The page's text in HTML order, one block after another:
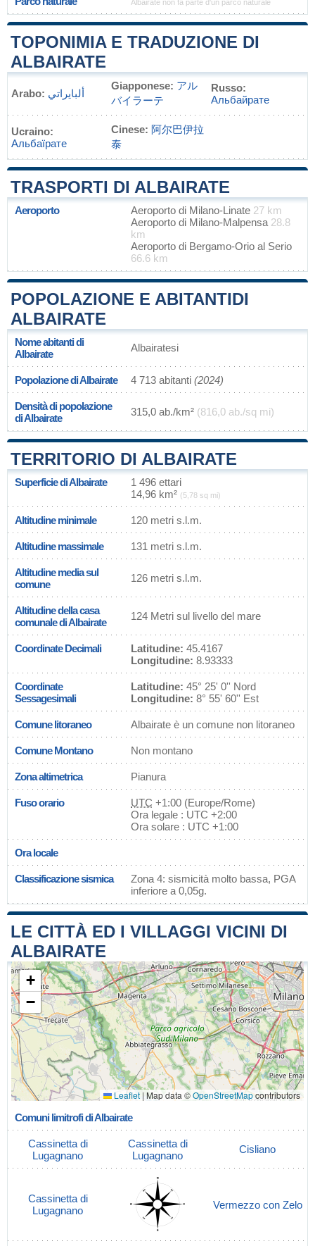
Albairate non fa parte d'un parco naturale
TOPONIMIA E TRADUZIONE DI
ALBAIRATE
Arabo: ألبايراتي
Giapponese: アル
バイラーテ
Russo:
Альбайрате
Ucraino:
Альбаїрате
Cinese: 阿尔巴伊拉
泰
TRASPORTI DI ALBAIRATE
Aeroporto Aeroporto di Milano-Linate 27 km
Aeroporto di Milano-Malpensa 28.8
km
Aeroporto di Bergamo-Orio al Serio
66.6 km
POPOLAZIONE E ABITANTIDI
ALBAIRATE
Nome abitanti di
Albairate
Albairatesi
Popolazione di Albairate 4 713 abitanti (2024)
Densità di popolazione
di Albairate
315,0 ab./km² (816,0 ab./sq mi)
TERRITORIO DI ALBAIRATE
Superficie di Albairate
1 496 ettari
14,96 km² (5,78 sq mi)
Altitudine minimale 120 metri s.l.m.
Altitudine massimale 131 metri s.l.m.
Altitudine media sul
comune
126 metri s.l.m.
Altitudine della casa
comunale di Albairate
124 Metri sul livello del mare
Coordinate Decimali Latitudine: 45.4167
Longitudine: 8.93333
Coordinate
Sessagesimali
Latitudine: 45° 25' 0'' Nord
Longitudine: 8° 55' 60'' Est
Comune litoraneo Albairate è un comune non litoraneo
Comune Montano Non montano
Zona altimetrica Pianura
Fuso orario UTC +1:00 (Europe/Rome)
Ora legale : UTC +2:00
Ora solare : UTC +1:00
Ora locale
Classificazione sismica
Zona 4: sismicità molto bassa, PGA
inferiore a 0,05g.
LE CITTÀ ED I VILLAGGI VICINI DI
ALBAIRATE
+
−
Leaflet | Map data ©OpenStreetMapcontributors
Comuni limitrofi di Albairate
Cassinetta di
Lugagnano
Cassinetta di
Lugagnano
Cisliano
Cassinetta di
Lugagnano
Vermezzo con Zelo